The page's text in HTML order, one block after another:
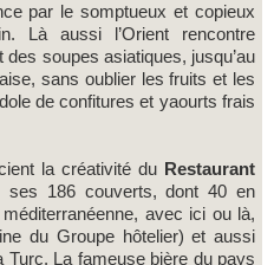
par le somptueux et copieux
Là aussi l’Orient rencontre
soupes asiatiques, jusqu’au
sans oublier les fruits et les
de confitures et yaourts frais
la créativité du Restaurant
186 couverts, dont 40 en
avec ici ou là,
du Groupe hôtelier) et aussi
Turc. La fameuse bière du pays